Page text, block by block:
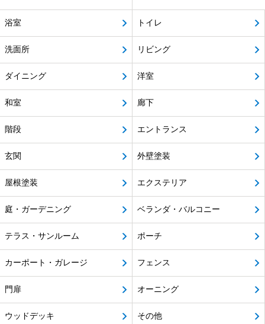
浴室 トイレ
洗面所 リビング
ダイニング 洋室
和室 廊下
階段 エントランス
玄関 外壁塗装
屋根塗装 エクステリア
庭・ガーデニング ベランダ・バルコニー
テラス・サンルーム ポーチ
カーポート・ガレージ フェンス
門扉 オーニング
ウッドデッキ その他